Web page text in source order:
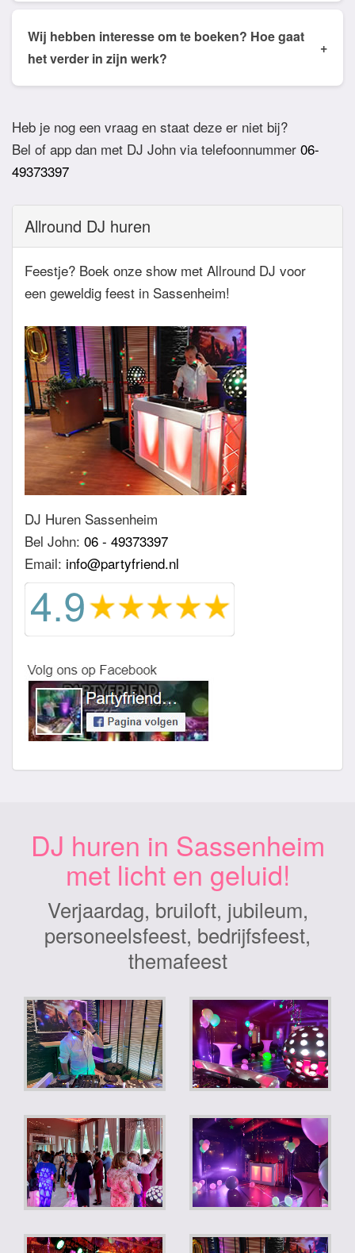
de email of app welke nummers of stijlen jullie niet
willen horen. De DJ houdt daar dan rekening mee.
Wij hebben interesse om te boeken? Hoe gaat
het verder in zijn werk?
+
zodat het feest definitief geboekt is. Wij vragen
overigens geen aanbetaling. Tegen die dat het
feest eraan komt zullen we nog even contact
hebben betreft de muziekwensen en de planning
van de avond. Daarnaast zijn wij altijd bereikbaar
zowel telefonisch, via e-mail of de app.
Heb je nog een vraag en staat deze er niet bij?
Bel of app dan met DJ John via telefoonnummer 06-
49373397
Allround DJ huren
Feestje? Boek onze show met Allround DJ voor
een geweldig feest in Sassenheim!
DJ Huren Sassenheim
Bel John: 06 - 49373397
Email: info@partyfriend.nl
DJ huren in Sassenheim
met licht en geluid!
Verjaardag, bruiloft, jubileum,
personeelsfeest, bedrijfsfeest,
themafeest